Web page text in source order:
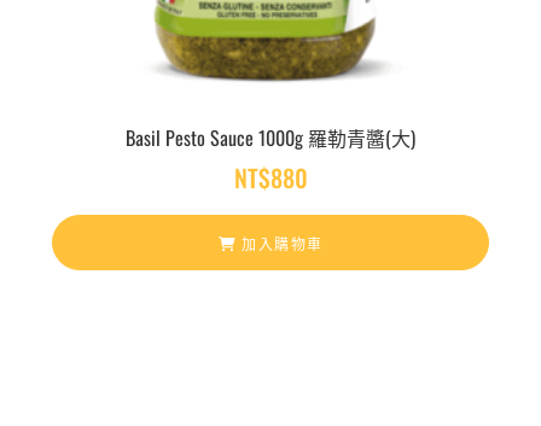
Basil Pesto Sauce 1000g 羅勒青醬(大)
NT$880
加入購物車